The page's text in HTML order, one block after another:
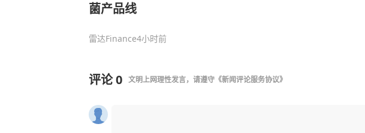
菌产品线
雷达Finance4小时前
评论0 文明上网理性发言，请遵守 《新闻评论服务协议》